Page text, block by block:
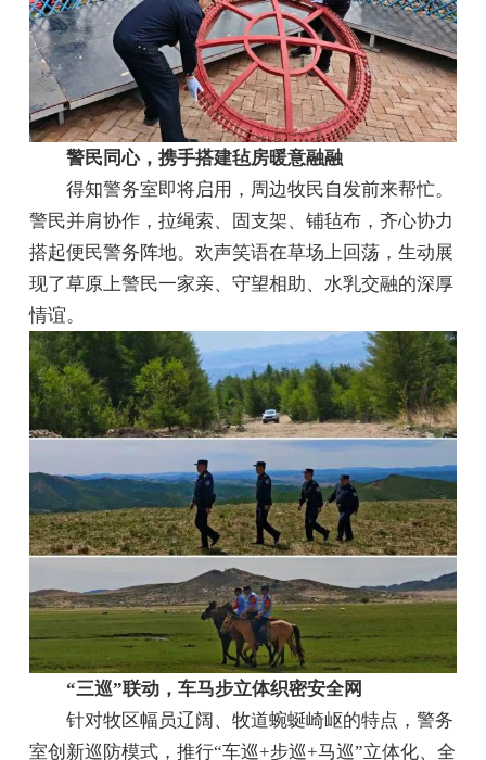
警民同心，携手搭建毡房暖意融融
得知警务室即将启用，周边牧民自发前来帮忙。
警民并肩协作，拉绳索、固支架、铺毡布，齐心协力
搭起便民警务阵地。欢声笑语在草场上回荡，生动展
现了草原上警民一家亲、守望相助、水乳交融的深厚
情谊。
“三巡”联动，车马步立体织密安全网
针对牧区幅员辽阔、牧道蜿蜒崎岖的特点，警务
室创新巡防模式，推行“车巡+步巡+马巡”立体化、全